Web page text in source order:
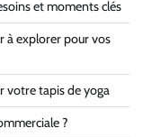
et moments clés
à explorer pour vos
votre tapis de yoga
?